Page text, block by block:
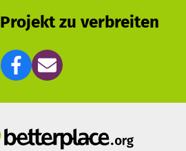
zu verbreiten